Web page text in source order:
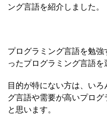
ング言語を紹介しました。
プログラミング言語を勉
ったプログラミング言語を
目的が特にない方は、い
グ言語や需要が高いプロ
と思います。